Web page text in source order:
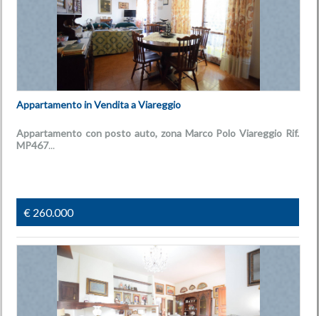
Appartamento in Vendita a Viareggio
Appartamento con posto auto, zona Marco Polo Viareggio Rif.
MP467...
€ 260.000